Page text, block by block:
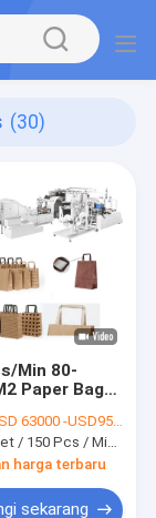
(30)
Min 80-
Paper Bag
Bawah
63000 -USD95000
Mesin Pembentuk Kantong Kertas Sepenuhnya Otomatis Untuk Tas Bawah Persegi
harga terbaru
sekarang